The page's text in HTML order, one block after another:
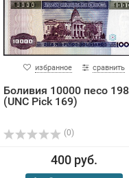
избранное сравнить
Боливия 10000 песо
(UNC Pick 169)
(0)
400 руб.